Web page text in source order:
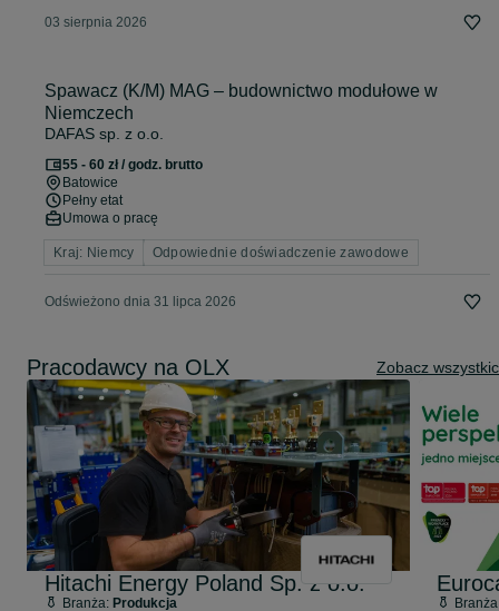
03 sierpnia 2026
Spawacz (K/M) MAG – budownictwo modułowe w
Niemczech
DAFAS sp. z o.o.
55 - 60 zł / godz. brutto
Batowice
Pełny etat
Umowa o pracę
Kraj: Niemcy Odpowiednie doświadczenie zawodowe
Odświeżono dnia 31 lipca 2026
Pracodawcy na OLX Zobacz
Hitachi Energy Poland Sp. z o.o.
Branża: Produkcja